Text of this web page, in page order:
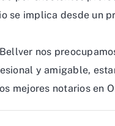
se implica desde un
nos
y amigable,
mejores notarios en